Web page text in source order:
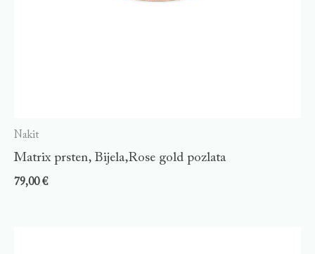
Nakit
Matrix prsten, Bijela,Rose gold pozlata
79,00€